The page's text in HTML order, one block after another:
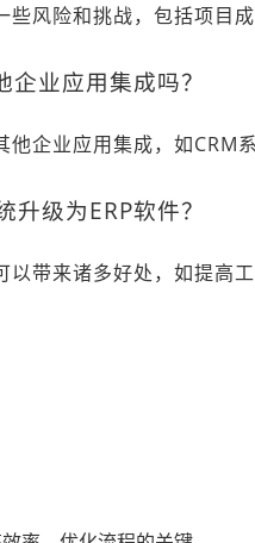
些风险和挑战，包括项目
业应用集成吗？
他企业应用集成，如
级为ERP软件？
以带来诸多好处，如提高